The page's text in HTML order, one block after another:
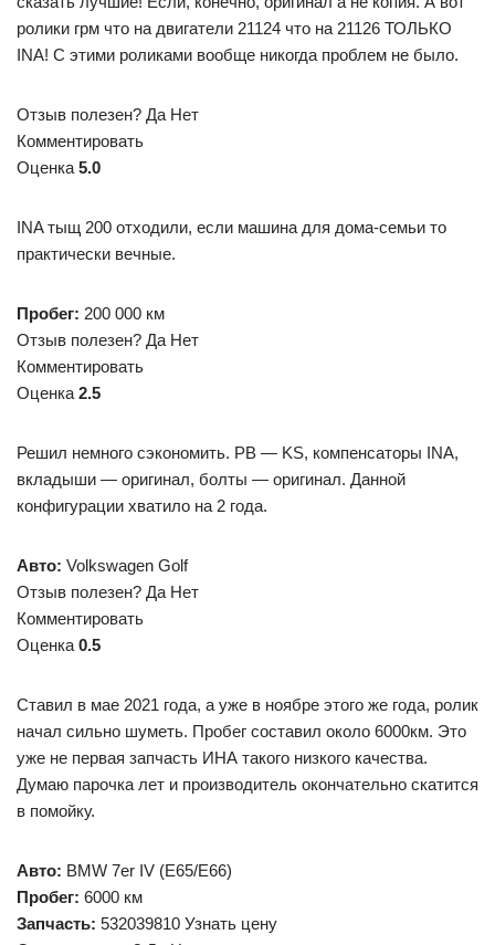
ролики грм что на двигатели 21124 что на 21126 ТОЛЬКО
INA! С этими роликами вообще никогда проблем не было.
Отзыв полезен? Да Нет
Комментировать
Оценка 5.0
INA тыщ 200 отходили, если машина для дома-семьи то
практически вечные.
Пробег: 200 000 км
Отзыв полезен? Да Нет
Комментировать
Оценка 2.5
Решил немного сэкономить. РВ — KS, компенсаторы INA,
вкладыши — оригинал, болты — оригинал. Данной
конфигурации хватило на 2 года.
Авто: Volkswagen Golf
Отзыв полезен? Да Нет
Комментировать
Оценка 0.5
Ставил в мае 2021 года, а уже в ноябре этого же года, ролик
начал сильно шуметь. Пробег составил около 6000км. Это
уже не первая запчасть ИНА такого низкого качества.
Думаю парочка лет и производитель окончательно скатится
в помойку.
Авто: BMW 7er IV (E65/E66)
Пробег: 6000 км
Запчасть: 532039810 Узнать цену